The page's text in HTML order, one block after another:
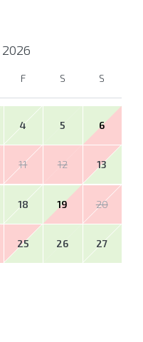
2026
F S S
4 5 6
11 12 13
18 19 20
25 26 27